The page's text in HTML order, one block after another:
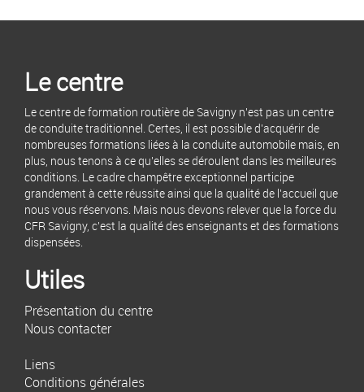
Le centre
Le centre de formation routière de Savigny n'est pas un centre
de conduite traditionnel. Certes, il est possible d'acquérir de
nombreuses formations liées à la conduite automobile mais, en
plus, nous tenons à ce qu'elles se déroulent dans les meilleures
conditions. Le cadre champêtre exceptionnel participe
grandement à cette réussite ainsi que la qualité de l'accueil que
nous vous réservons. Mais nous devons relever que la force du
CFR Savigny, c'est la qualité des enseignants et des formations
dispensées.
Utiles
Présentation du centre
Nous contacter
Liens
Conditions générales